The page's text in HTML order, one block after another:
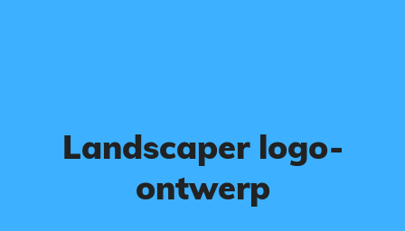
Landscaper logo-
ontwerp